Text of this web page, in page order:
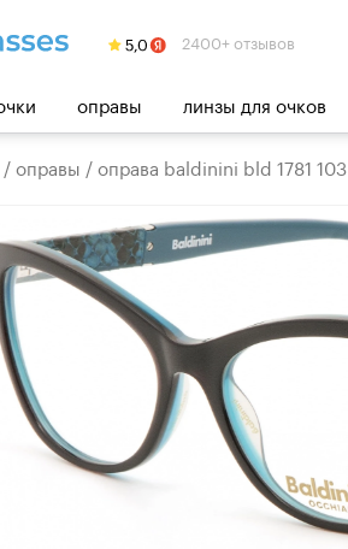
2400+ отзывов
оправы линзы для очков
/оправы /оправа baldinini bld 1781 103